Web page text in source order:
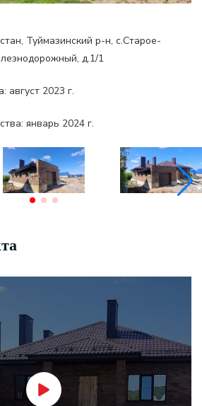
Туймазинский р-н, с.Старое-
д.1/1
август 2023 г.
январь 2024 г.